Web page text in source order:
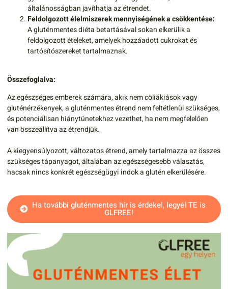
általánosságban javíthatja az étrendet.
Feldolgozott élelmiszerek mennyiségének a csökkentése:
A gluténmentes diéta betartásával sokan elkerülik a
feldolgozott ételeket, amelyek hozzáadott cukrokat és
tartósítószereket tartalmaznak.
Összefoglalva:
Az egészséges emberek számára, akik nem cöliákiások vagy
gluténérzékenyek, a gluténmentes étrend nem feltétlenül szükséges,
és potenciálisan hiánytünetekhez vezethet, ha nem megfelelően
van összeállítva az étrendjük.
A kiegyensúlyozott, változatos étrend, amely tartalmazza az összes
szükséges tápanyagot, általában az egészségesebb választás,
hacsak nincs konkrét egészségügyi indok a glutén elkerülésére.
Ha további gluténmentes hír is érdekel, legyél TE is
GLFREE!